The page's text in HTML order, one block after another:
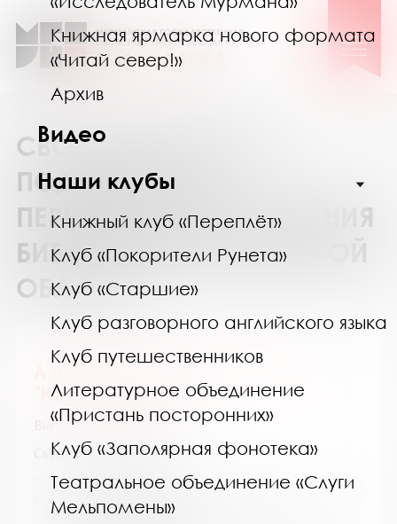
Книжная ярмарка нового формата
«Читай север!»
Архив
Видео
Наши клубы
Книжный клуб «Переплёт»
Клуб «Покорители Рунета»
Клуб «Старшие»
Клуб разговорного английского языка
Клуб путешественников
Литературное объединение
«Пристань посторонних»
Клуб «Заполярная фонотека»
Театральное объединение «Слуги
Мельпомены»
СВОДНЫЙ КАТАЛОГ
ПОДПИСКИ НА
ПЕРИОДИЧЕСКИЕ ИЗДАНИЯ
БИБЛИОТЕК МУРМАНСКОЙ
ОБЛАСТИ
А почему? Приложение к журн.
"Юный техник"
Выпуск №4 от 2025 года
Сведения о держателях
Название библиотеки:
Ловозерская межпоселенческая библиотека